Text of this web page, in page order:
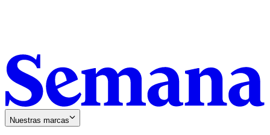
Nuestras marcas